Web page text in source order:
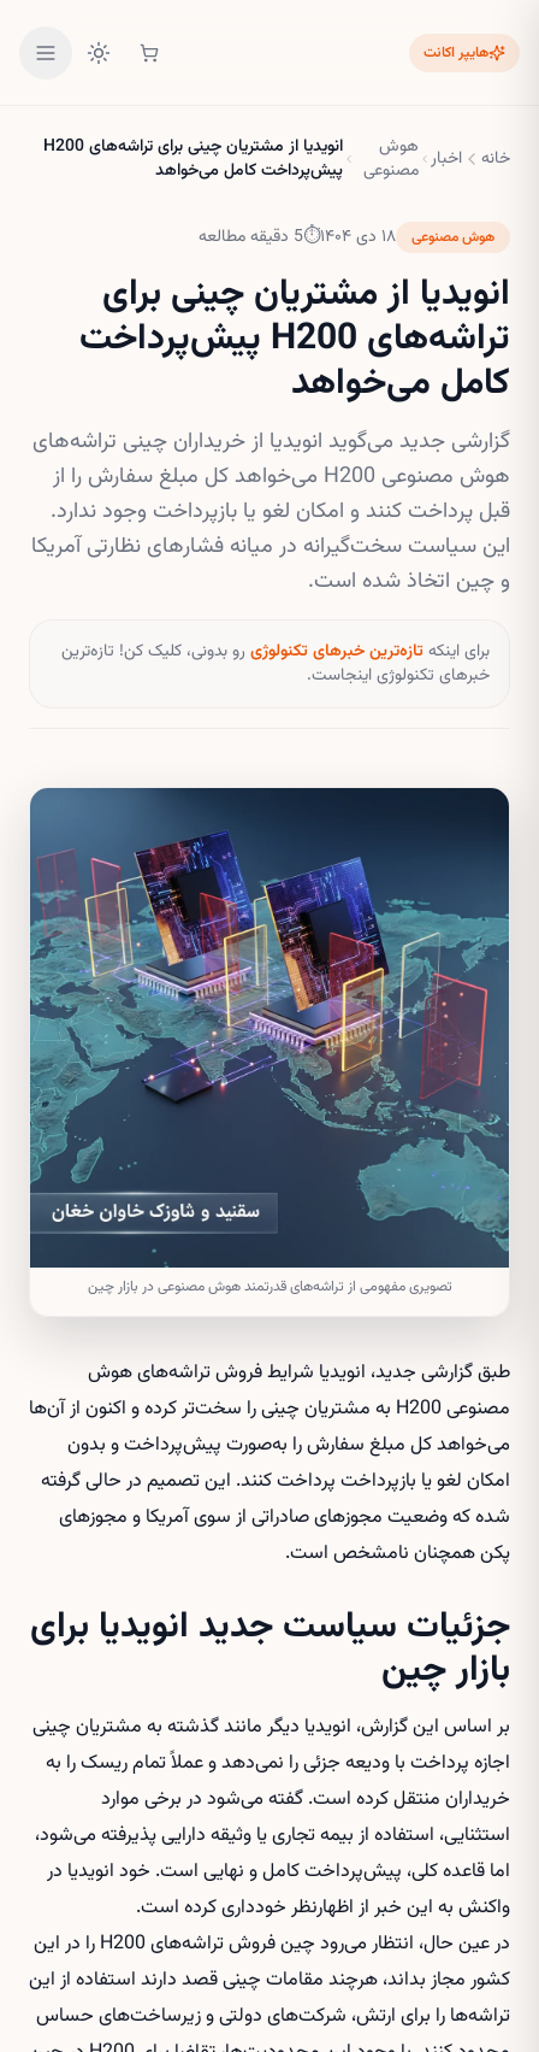
هایپر اکانت
خانه اخبار هوش
مصنوعی
انویدیا از مشتریان چینی برای تراشه‌های H200
پیش‌پرداخت کامل می‌خواهد
هوش مصنوعی ۱۸ دی ۱۴۰۴ ⏱
5 دقیقه مطالعه
انویدیا از مشتریان چینی برای
تراشه‌های H200 پیش‌پرداخت
کامل می‌خواهد
گزارشی جدید می‌گوید انویدیا از خریداران چینی تراشه‌های
هوش مصنوعی H200 می‌خواهد کل مبلغ سفارش را از
قبل پرداخت کنند و امکان لغو یا بازپرداخت وجود ندارد.
این سیاست سخت‌گیرانه در میانه فشارهای نظارتی آمریکا
و چین اتخاذ شده است.
برای اینکهتازه‌ترین خبرهای تکنولوژی رو بدونی، کلیک کن! تازه‌ترین
خبرهای تکنولوژی اینجاست.
تصویری مفهومی از تراشه‌های قدرتمند هوش مصنوعی در بازار چین
طبق گزارشی جدید، انویدیا شرایط فروش تراشه‌های هوش
مصنوعی H200 به مشتریان چینی را سخت‌تر کرده و اکنون از آن‌ها
می‌خواهد کل مبلغ سفارش را به‌صورت پیش‌پرداخت و بدون
امکان لغو یا بازپرداخت پرداخت کنند. این تصمیم در حالی گرفته
شده که وضعیت مجوزهای صادراتی از سوی آمریکا و مجوزهای
پکن همچنان نامشخص است.
جزئیات سیاست جدید انویدیا برای
بازار چین
بر اساس این گزارش، انویدیا دیگر مانند گذشته به مشتریان چینی
اجازه پرداخت با ودیعه جزئی را نمی‌دهد و عملاً تمام ریسک را به
خریداران منتقل کرده است. گفته می‌شود در برخی موارد
استثنایی، استفاده از بیمه تجاری یا وثیقه دارایی پذیرفته می‌شود،
اما قاعده کلی، پیش‌پرداخت کامل و نهایی است. خود انویدیا در
واکنش به این خبر از اظهارنظر خودداری کرده است.
در عین حال، انتظار می‌رود چین فروش تراشه‌های H200 را در این
کشور مجاز بداند، هرچند مقامات چینی قصد دارند استفاده از این
تراشه‌ها را برای ارتش، شرکت‌های دولتی و زیرساخت‌های حساس